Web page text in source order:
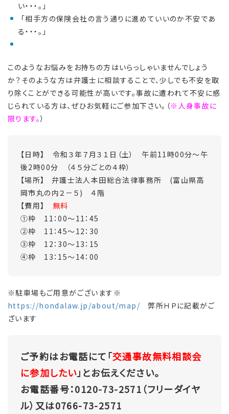
い・・・。」
「相手方の保険会社の言う通りに進めていいのか不安であ
る・・・。」
このようなお悩みをお持ちの方はいらっしゃいませんでしょう
か？そのような方は弁護士に相談することで、少しでも不安を取
り除くことができる可能性が高いです。事故に遭われて不安に感
じられている方は、ぜひお気軽にご参加下さい。（※人身事故に
限ります。）
【日時】 令和３年７月３１日（土） 午前11時00分～午
後2時00分 （４５分ごとの４枠）
【場所】 弁護士法人本田総合法律事務所 (富山県高
岡市丸の内２－５) ４階
【費用】 無料
①枠 11：00～11：45
②枠 11：45～12：30
③枠 12：30～13：15
④枠 13：15～14：00
※駐車場もご用意がございます※
https://hondalaw.jp/about/map/ 弊所ＨＰに記載がご
ざいます
ご予約はお電話にて「交通事故無料相談会
に参加したい」とお伝えください。
お電話番号：0120-73-2571（フリーダイヤ
ル）又は0766-73-2571